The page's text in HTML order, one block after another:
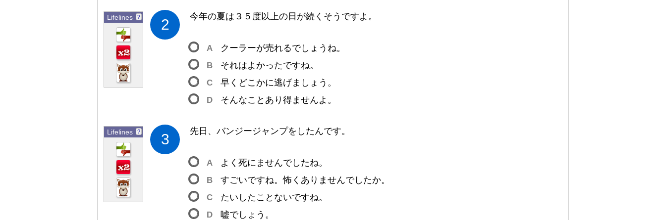
Lifelines ? 2 今年の夏 は ３ ５ 度以上の 日 が続 くそうですよ。
A クーラーが売れるでしょうね。
B
それはよかったですね。
C
早 くどこかに逃げましょう。
D
そんなことあり 得ませんよ。
Lifelines ? 3 先 日 、バンジージャンプをしたんです。
A よく 死にませんでしたね。
B
すごいですね。怖 くありませんでしたか。
C
たいしたことないですね。
D
嘘でしょう。